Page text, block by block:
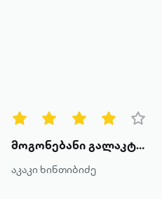
მოგონებანი გალაკტიონზე
აკაკი ხინთიბიძე